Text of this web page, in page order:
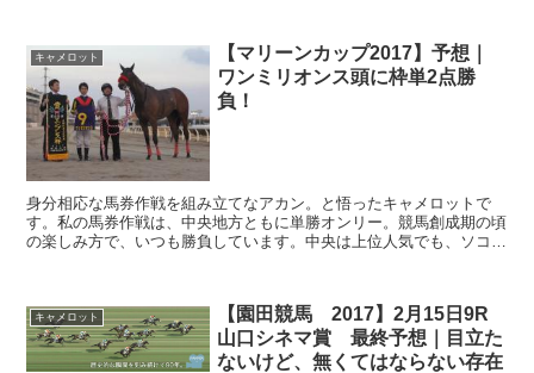
キャメロット
【マリーンカップ2017】予想｜
ワンミリオンス頭に枠単2点勝
負！
身分相応な馬券作戦を組み立てなアカン。と悟ったキャメロットで
す。私の馬券作戦は、中央地方ともに単勝オンリー。競馬創成期の頃
の楽しみ方で、いつも勝負しています。中央は上位人気でも、ソコソ
キャメロット
【園田競馬 2017】2月15日9R
山口シネマ賞 最終予想｜目立た
ないけど、無くてはならない存在